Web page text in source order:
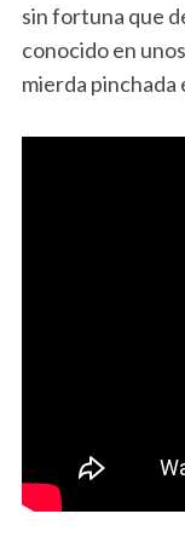
sin fortuna que
conocido en
mierda pinchada